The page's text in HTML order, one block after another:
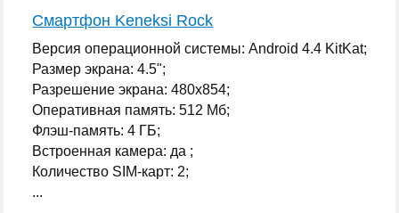
Смартфон Keneksi Rock
Версия операционной системы: Android 4.4 KitKat;
Размер экрана: 4.5";
Разрешение экрана: 480x854;
Оперативная память: 512 Мб;
Флэш-память: 4 ГБ;
Встроенная камера: да ;
Количество SIM-карт: 2;
...